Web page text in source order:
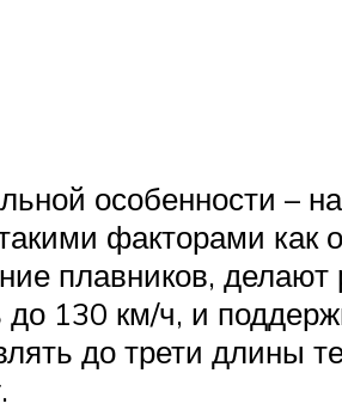
особенности –
факторами как
плавников,
130 км/ч, и
до трети длины